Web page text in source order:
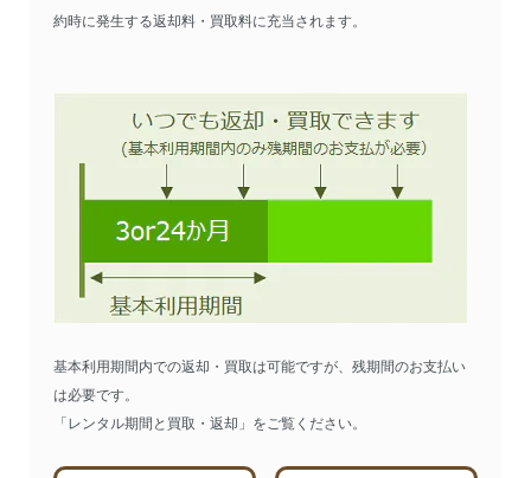
約時に発生する返却料・買取料に充当されます。
基本利用期間内での返却・買取は可能ですが、残期間のお支払い
は必要です。
「レンタル期間と買取・返却」をご覧ください。